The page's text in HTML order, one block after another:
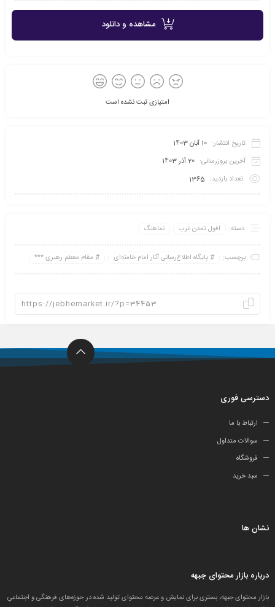
مشاهده و دانلود
امتیازی ثبت نشده است
تاریخ انتشار: 10 آبان 1403
آخرین بروزرسانی: 20 آذر 1403
تعداد بازدید: 1365
دسته: افول تمدن غرب نماهنگ
برچسب: پايگاه اطلاع‌رسانی آثار امام خامنه‌ای مقام معظم رهبری ***
دسترسی فوری
ارتباط با ما
سوالات متداول
فروشگاه
سبد خرید
نشان ها
درباره بازار محتوای جبهه
بازار محتوای جبهه، بستری برای نمایش و عرضه محتوای تولید شده در حوزه‌های فرهنگی و اجتماعیِ